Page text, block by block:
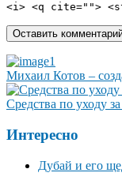
<i> <q cite="">
Михаил Котов –
Средства по уходу
Интересно
Дубай и его